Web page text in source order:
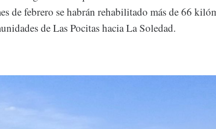
de febrero se habrán rehabilitado más de 66
de Las Pocitas hacia La Soledad.